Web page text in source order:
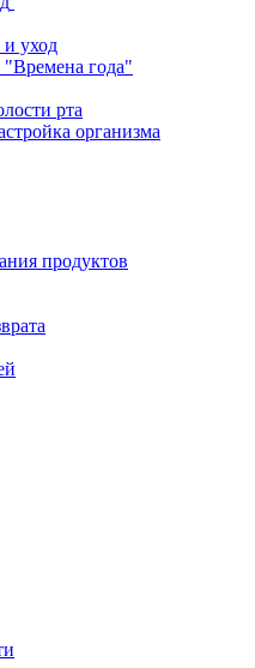
уход
года"
рта
организма
продуктов